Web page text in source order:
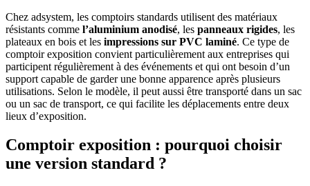
Chez adsystem, les comptoirs standards utilisent des matériaux
résistants comme l’aluminium anodisé, les panneaux rigides, les
plateaux en bois et les impressions sur PVC laminé. Ce type de
comptoir exposition convient particulièrement aux entreprises qui
participent régulièrement à des événements et qui ont besoin d’un
support capable de garder une bonne apparence après plusieurs
utilisations. Selon le modèle, il peut aussi être transporté dans un sac
ou un sac de transport, ce qui facilite les déplacements entre deux
lieux d’exposition.
Comptoir exposition : pourquoi choisir
une version standard ?